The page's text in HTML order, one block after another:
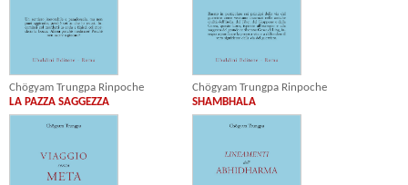
Chögyam Trungpa Rinpoche
LA PAZZA SAGGEZZA
Chögyam Trungpa Rinpoche
SHAMBHALA